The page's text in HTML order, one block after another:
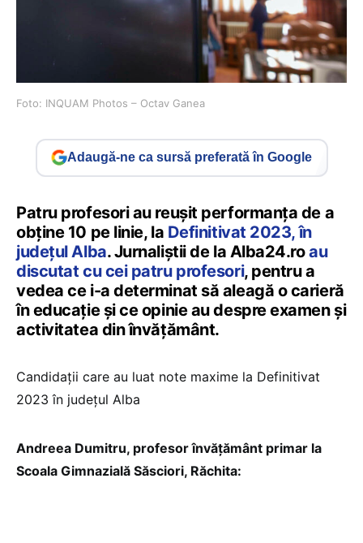
Foto: INQUAM Photos – Octav Ganea
Adaugă-ne ca sursă preferată în Google
Patru profesori au reușit performanța de a
obține 10 pe linie, la Definitivat 2023, în
județul Alba. Jurnaliștii de la Alba24.roau
discutat cu cei patru profesori, pentru a
vedea ce i-a determinat să aleagă o carieră
în educație și ce opinie au despre examen și
activitatea din învățământ.
Candidații care au luat note maxime la Definitivat
2023 în județul Alba
Andreea Dumitru, profesor învățământ primar la
Scoala Gimnazială Săsciori, Răchita: